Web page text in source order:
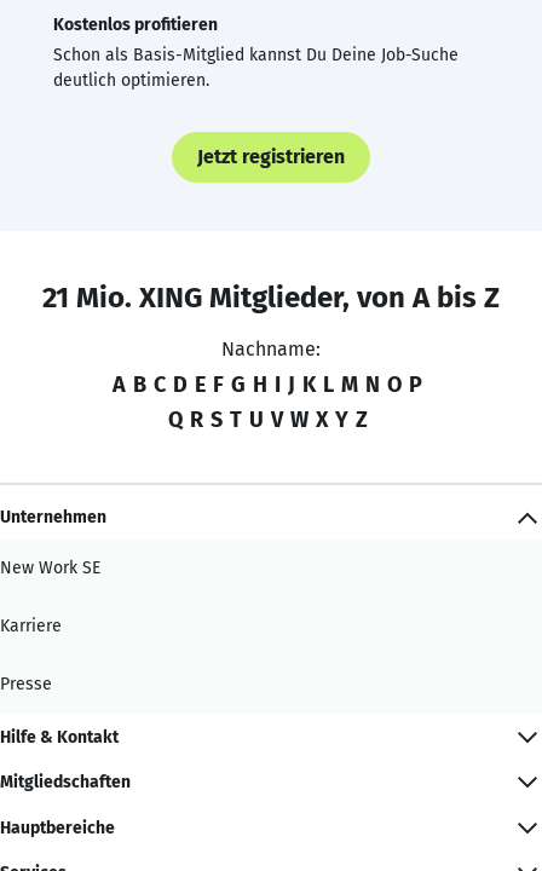
Kostenlos profitieren
Schon als Basis-Mitglied kannst Du Deine Job-Suche
deutlich optimieren.
Jetzt registrieren
21 Mio. XING Mitglieder, von A bis Z
Nachname:
A B C D E F G H I J K L M N O P
Q R S T U V W X Y Z
Unternehmen
New Work SE
Karriere
Presse
Hilfe & Kontakt
Mitgliedschaften
Hauptbereiche